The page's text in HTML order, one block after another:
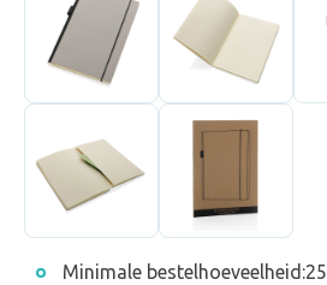
Minimale bestelhoeveelheid:25